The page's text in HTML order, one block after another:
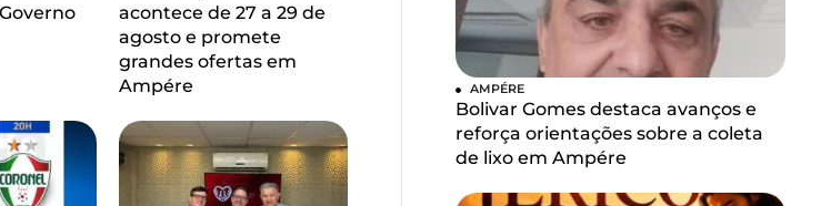
acontece de 27 a 29 de
agosto e promete
grandes ofertas em
Ampére
AMPÉRE
Bolivar Gomes destaca avanços e
reforça orientações sobre a coleta
de lixo em Ampére